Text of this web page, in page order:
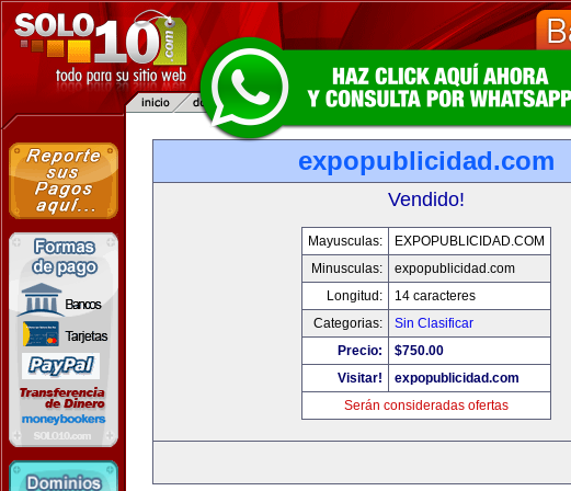
expopublicidad.com
Vendido!
Mayusculas:
EXPOPUBLICIDAD.COM
Minusculas:
expopublicidad.com
Longitud:
14 caracteres
Categorias:
Sin Clasificar
Precio:
$750.00
Visitar!
expopublicidad.com
Serán consideradas ofertas